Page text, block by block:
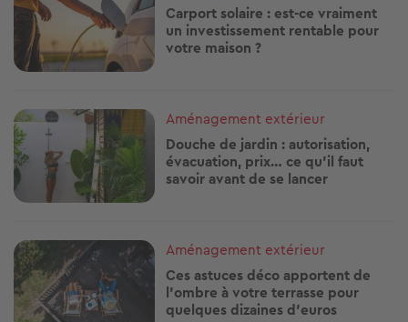
Carport solaire : est-ce vraiment
un investissement rentable pour
votre maison ?
Image
Aménagement extérieur
Douche de jardin : autorisation,
évacuation, prix… ce qu'il faut
savoir avant de se lancer
Image
Aménagement extérieur
Ces astuces déco apportent de
l'ombre à votre terrasse pour
quelques dizaines d'euros